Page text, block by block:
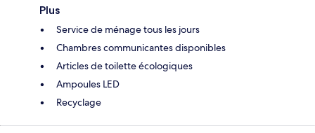
Plus
Service de ménage tous les jours
Chambres communicantes disponibles
Articles de toilette écologiques
Ampoules LED
Recyclage